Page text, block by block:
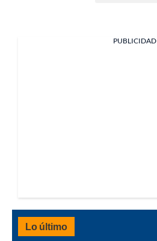
PUBLICIDAD
Lo último